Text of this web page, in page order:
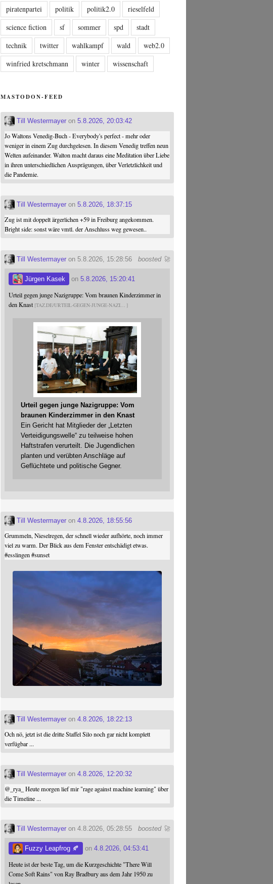
piratenpartei
politik politik2.0
rieselfeld
science fiction
sf sommer spd
stadt
technik
twitter wahlkampf wald
web2.0
winfried kretschmann
winter wissenschaft
MASTODON-FEED
Till Westermayer on5.8.2026, 20:03:42
Jo Waltons Venedig-Buch - Everybody's perfect - mehr oder
weniger in einem Zug durchgelesen. In diesem Venedig treffen neun
Welten aufeinander. Walton macht daraus eine Meditation über Liebe
in ihren unterschiedlichen Ausprägungen, über Verletzlichkeit und
die Pandemie.
Till Westermayer on5.8.2026, 18:37:15
Zug ist mit doppelt ärgerlichen +59 in Freiburg angekommen.
Bright side: sonst wäre vmtl. der Anschluss weg gewesen..
boosted 🚀
Till Westermayer on 5.8.2026, 15:28:56
Jürgen Kasek on5.8.2026, 15:20:41
Urteil gegen junge Nazigruppe: Vom braunen Kinderzimmer in
den Knast TAZ.DE/URTEIL-GEGEN-JUNGE-NAZI
Urteil gegen junge Nazigruppe: Vom
braunen Kinderzimmer in den Knast
Ein Gericht hat Mitglieder der „Letzten
Verteidigungswelle“ zu teilweise hohen
Haftstrafen verurteilt. Die Jugendlichen
planten und verübten Anschläge auf
Geflüchtete und politische Gegner.
Till Westermayer on4.8.2026, 18:55:56
Grummeln, Nieselregen, der schnell wieder aufhörte, noch immer
viel zu warm. Der Blick aus dem Fenster entschädigt etwas.
#esslingen #sunset
Till Westermayer on4.8.2026, 18:22:13
Och nö, jetzt ist die dritte Staffel Silo noch gar nicht komplett
verfügbar ...
Till Westermayer on4.8.2026, 12:20:32
@ _rya_ Heute morgen lief mir "rage against machine learning" über
die Timeline ...
boosted 🚀
Till Westermayer on 4.8.2026, 05:28:55
Fuzzy Leapfrog 🍂 on4.8.2026, 04:53:41
Heute ist der beste Tag, um die Kurzgeschichte "There Will
Come Soft Rains" von Ray Bradbury aus dem Jahr 1950 zu